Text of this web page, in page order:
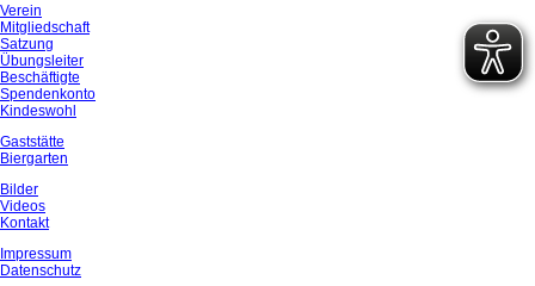
Verein
Mitgliedschaft
Satzung
Übungsleiter
Beschäftigte
Spendenkonto
Kindeswohl
Gaststätte
Biergarten
Bilder
Videos
Kontakt
Impressum
Datenschutz